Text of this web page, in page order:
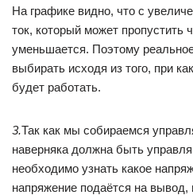
На графике видно, что с
ток, который может пропустить
уменьшается. Поэтому
выбирать исходя из того, при
будет работать.
3.Так как мы собираемся
наверняка должна быть
необходимо узнать какое
напряжение подаётся на